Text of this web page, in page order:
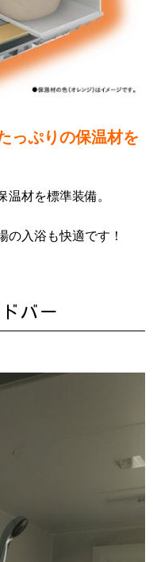
っぷりの保温材を
材を標準装備。
入浴も快適です！
バー